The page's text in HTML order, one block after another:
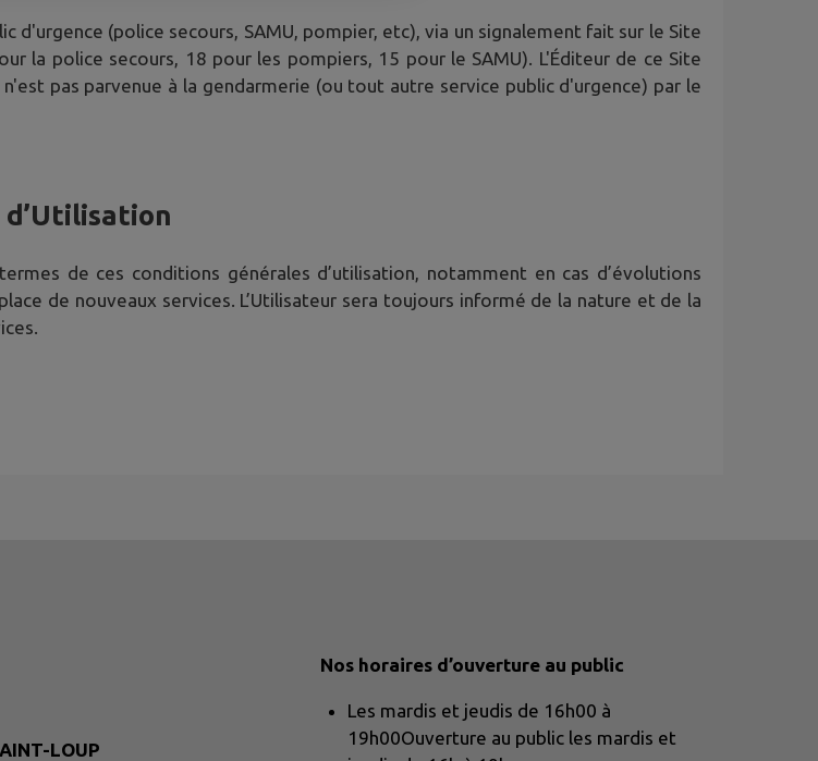
(police secours, SAMU, pompier, etc), via un signalement fait sur le Site
la police secours, 18 pour les pompiers, 15 pour le SAMU). L'Éditeur de ce Site
pas parvenue à la gendarmerie (ou tout autre service public d'urgence) par le
de ces conditions générales d’utilisation, notamment en cas d’évolutions
de nouveaux services. L’Utilisateur sera toujours informé de la nature et de la
LOUP
Nos horaires d’ouverture au public
Les mardis et jeudis de 16h00 à
19h00Ouverture au public les mardis et